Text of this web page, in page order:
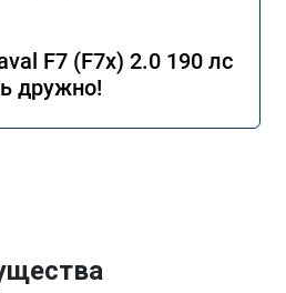
F7 (F7x) 2.0 190 лс
дружно!